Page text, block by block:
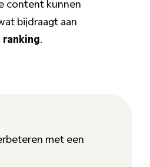
bijdraagt aan
.
met een